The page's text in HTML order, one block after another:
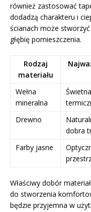
również zastosować
dodadzą charakteru i
ścianach może
głębię pomieszczenia.
Rodzaj
materiału
Wełna
mineralna
Drewno
dobra
Farby jasne
Właściwy dobór
do stworzenia
będzie przyjemna w